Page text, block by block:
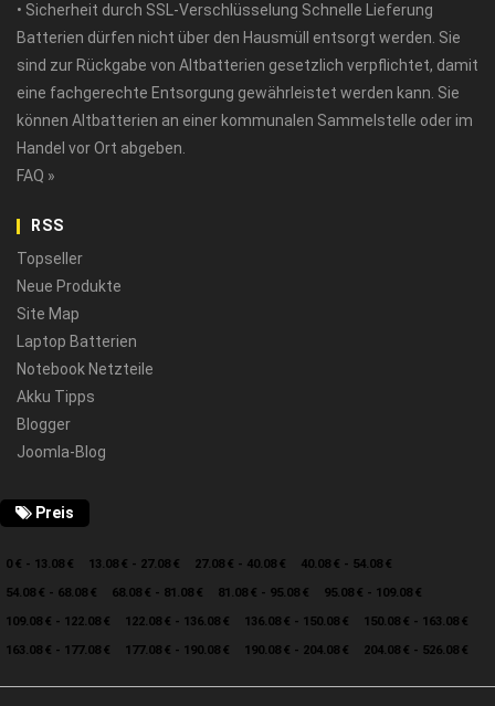
• Sicherheit durch SSL-Verschlüsselung Schnelle Lieferung
Batterien dürfen nicht über den Hausmüll entsorgt werden. Sie
sind zur Rückgabe von Altbatterien gesetzlich verpflichtet, damit
eine fachgerechte Entsorgung gewährleistet werden kann. Sie
können Altbatterien an einer kommunalen Sammelstelle oder im
Handel vor Ort abgeben.
FAQ »
RSS
Topseller
Neue Produkte
Site Map
Laptop Batterien
Notebook Netzteile
Akku Tipps
Blogger
Joomla-Blog
Preis
0 € - 13.08 € 13.08 € - 27.08 € 27.08 € - 40.08 €
40.08 € - 54.08 €
54.08 € - 68.08 €
68.08 € - 81.08 € 81.08 € - 95.08 €
95.08 € - 109.08 €
109.08 € - 122.08 €
122.08 € - 136.08 € 136.08 € - 150.08 €
150.08 € - 163.08 €
163.08 € - 177.08 €
177.08 € - 190.08 € 190.08 € - 204.08 € 204.08 € - 526.08 €